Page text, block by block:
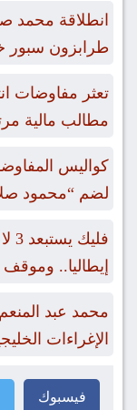
انطلاقة محمد
طرابزون
تعثر مفاوضات
مطالب مالية
كواليس
لضم “محمود
إيطاليا..
محمد عبد
الإغراءات
فيسبوك